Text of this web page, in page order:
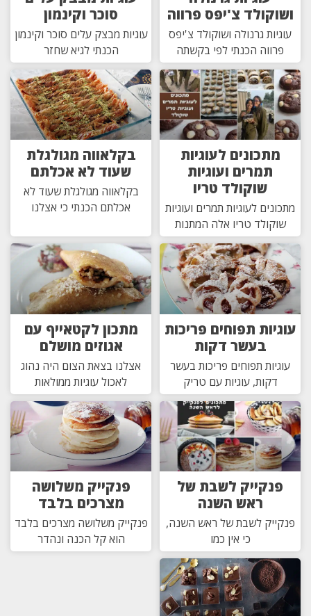
ושוקולד צ'יפס פרווה
עוגיות גרנולה ושוקולד צ'יפס
פרווה הכנתי לפי בקשתה
סוכר וקינמון
עוגיות מבצק עלים סוכר וקינמון
הכנתי לגיא שחזר
מתכונים לעוגיות
תמרים ועוגיות
שוקולד טריו
מתכונים לעוגיות תמרים ועוגיות
שוקולד טריו אלה המתנות
בקלאווה מגולגלת
שעוד לא אכלתם
בקלאווה מגולגלת שעוד לא
אכלתם הכנתי כי אצלנו
עוגיות תפוחים פריכות
בעשר דקות
עוגיות תפוחים פריכות בעשר
דקות, עוגיות עם טריק
מתכון לקטאייף עם
אגוזים מושלם
אצלנו בצאת הצום היה נהוג
לאכול עוגיות ממולאות
פנקייק לשבת של
ראש השנה
פנקייק לשבת של ראש השנה,
כי אין כמו
פנקייק משלושה
מצרכים בלבד
פנקייק משלושה מצרכים בלבד
הוא קל הכנה ונהדר